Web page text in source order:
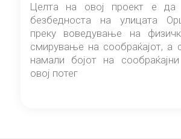
Целта на овој проект е да
безбедноста на улицата
преку воведување на
смирување на сообраќајот, а
намали бојот на сообраќајни
овој потег